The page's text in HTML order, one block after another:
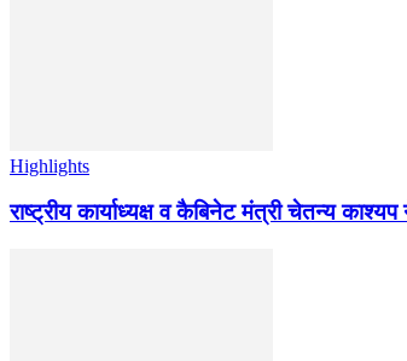
Highlights
राष्ट्रीय कार्याध्यक्ष व कैबिनेट मंत्री चेतन्य